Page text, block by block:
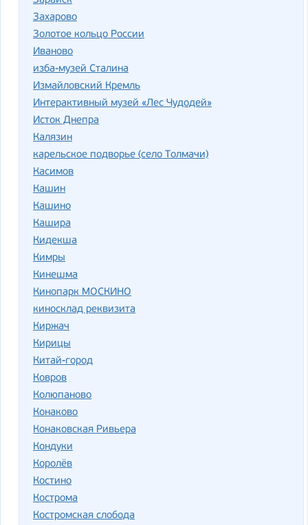
Захарово
Золотое кольцо России
Иваново
изба-музей Сталина
Измайловский Кремль
Интерактивный музей «Лес Чудодей»
Исток Днепра
Калязин
карельское подворье (село Толмачи)
Касимов
Кашин
Кашино
Кашира
Кидекша
Кимры
Кинешма
Кинопарк МОСКИНО
киносклад реквизита
Киржач
Кирицы
Китай-город
Ковров
Колюпаново
Конаково
Конаковская Ривьера
Кондуки
Королёв
Костино
Кострома
Костромская слобода